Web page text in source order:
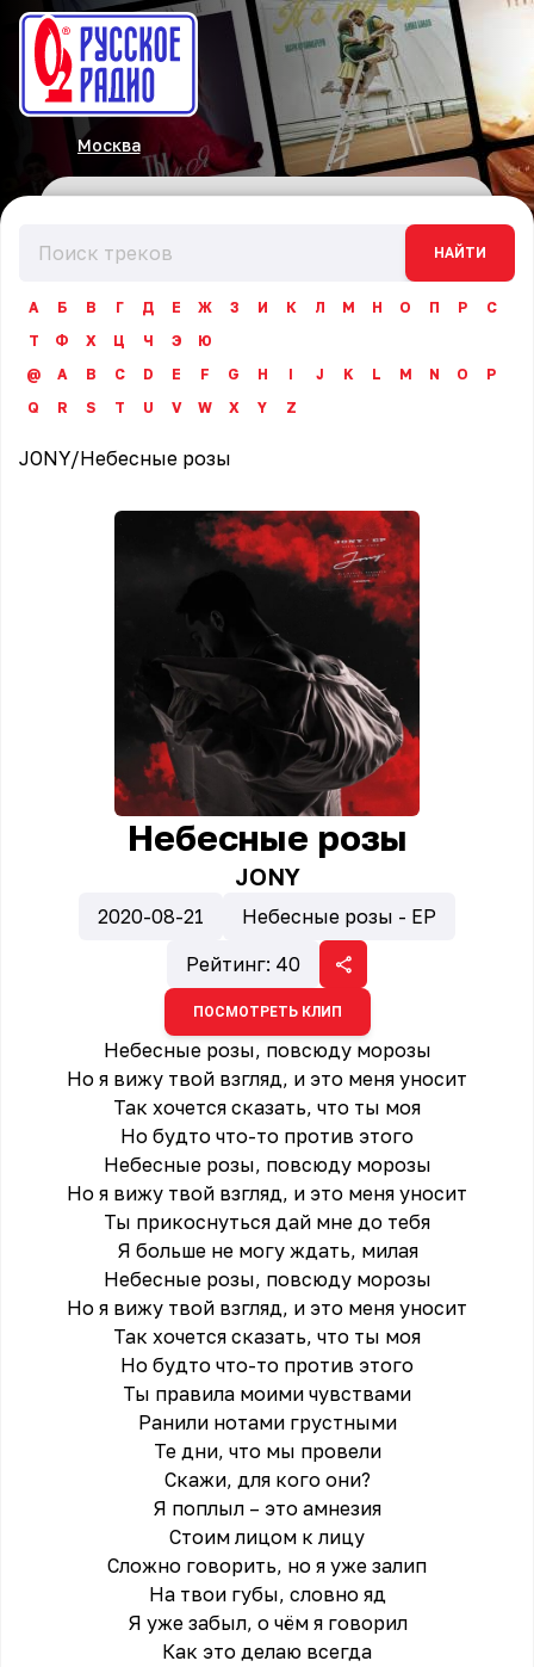
Москва
НАЙТИ
А Б В Г Д Е Ж З И К Л М Н О П Р
С
Т
Ф Х Ц Ч Э
Ю
@
A B C D E F G H I J K L M N O
P
Q
R S T U V W X Y Z
JONY/Небесные розы
Небесные розы
JONY
2020-08-21
Небесные розы - EP
Рейтинг: 40
ПОСМОТРЕТЬ КЛИП
Небесные розы, повсюду морозы
Но я вижу твой взгляд, и это меня уносит
Так хочется сказать, что ты моя
Но будто что-то против этого
Небесные розы, повсюду морозы
Но я вижу твой взгляд, и это меня уносит
Ты прикоснуться дай мне до тебя
Я больше не могу ждать, милая
Небесные розы, повсюду морозы
Но я вижу твой взгляд, и это меня уносит
Так хочется сказать, что ты моя
Но будто что-то против этого
Ты правила моими чувствами
Ранили нотами грустными
Те дни, что мы провели
Скажи, для кого они?
Я поплыл – это амнезия
Стоим лицом к лицу
Сложно говорить, но я уже залип
На твои губы, словно яд
Я уже забыл, о чём я говорил
Как это делаю всегда